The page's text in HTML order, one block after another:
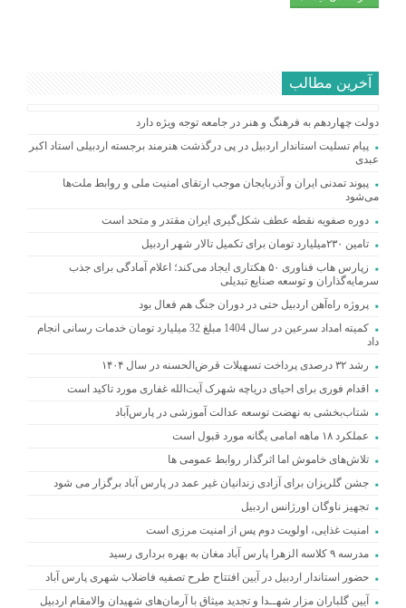
آخرین مطالب
دولت چهاردهم به فرهنگ و هنر در جامعه توجه ویژه دارد
پیام تسلیت استاندار اردبیل در پی درگذشت هنرمند برجسته اردبیلی استاد اکبر
عبدی
پیوند تمدنی ایران و آذربایجان موجب ارتقای امنیت ملی و روابط ملت‌ها
می‌شود
دوره صفویه نقطه عطف شکل‌گیری ایران مقتدر و متحد است
تامین ۲۳۰میلیارد تومان برای تکمیل تالار شهر اردبیل
زپارس هاب فناوری ۵۰ هکتاری ایجاد می‌کند؛ اعلام آمادگی برای جذب
سرمایه‌گذاران و توسعه صنایع تبدیلی
پروژه راه‌آهن اردبیل حتی در دوران جنگ هم فعال بود
کمیته امداد سرعین در سال 1404 مبلغ 32 میلیارد تومان خدمات رسانی انجام
داد
رشد ۳۲ درصدی پرداخت تسهیلات قرض‌الحسنه در سال ۱۴۰۴
اقدام فوری برای احیای دریاچه شهرک آیت‌الله غفاری مورد تاکید است
شتاب‌بخشی به نهضت توسعه عدالت آموزشی در پارس‌آباد
عملکرد ۱۸ ماهه امامی یگانه مورد قبول است
تلاش‌های خاموش اما اثرگذار روابط عمومی ها
جشن گلریزان برای آزادی زندانیان غیر عمد در پارس آباد برگزار می شود
تجهیز ناوگان اورژانس اردبیل
امنیت غذایی، اولویت دوم پس از امنیت مرزی است
مدرسه ۹ کلاسه الزهرا پارس آباد مغان به بهره برداری رسید
حضور استاندار اردبیل در آیین افتتاح طرح تصفیه فاضلاب شهری پارس آباد
آیین گلباران مزار شهــدا و تجدید میثاق با آرمان‌های شهیدان والامقام اردبیل